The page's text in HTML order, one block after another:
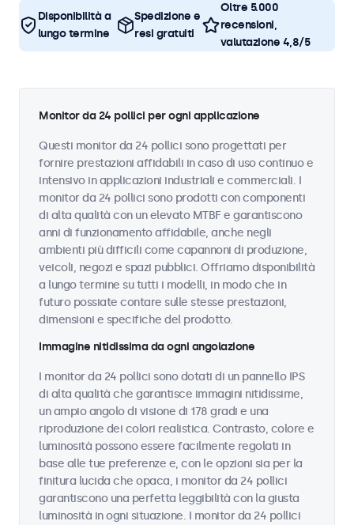
Disponibilità a
lungo termine
Spedizione e
resi gratuiti
Oltre 5.000
recensioni,
valutazione 4,8/5
Monitor da 24 pollici per ogni applicazione
Questi monitor da 24 pollici sono progettati per
fornire prestazioni affidabili in caso di uso continuo e
intensivo in applicazioni industriali e commerciali. I
monitor da 24 pollici sono prodotti con componenti
di alta qualità con un elevato MTBF e garantiscono
anni di funzionamento affidabile, anche negli
ambienti più difficili come capannoni di produzione,
veicoli, negozi e spazi pubblici. Offriamo disponibilità
a lungo termine su tutti i modelli, in modo che in
futuro possiate contare sulle stesse prestazioni,
dimensioni e specifiche del prodotto.
Immagine nitidissima da ogni angolazione
I monitor da 24 pollici sono dotati di un pannello IPS
di alta qualità che garantisce immagini nitidissime,
un ampio angolo di visione di 178 gradi e una
riproduzione dei colori realistica. Contrasto, colore e
luminosità possono essere facilmente regolati in
base alle tue preferenze e, con le opzioni sia per la
finitura lucida che opaca, i monitor da 24 pollici
garantiscono una perfetta leggibilità con la giusta
luminosità in ogni situazione. I monitor da 24 pollici